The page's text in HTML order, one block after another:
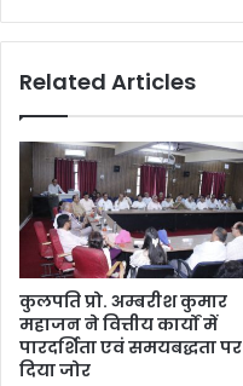
Related Articles
कुलपति प्रो. अम्बरीश कुमार
महाजन ने वित्तीय कार्यों में
पारदर्शिता एवं समयबद्धता पर
दिया जोर